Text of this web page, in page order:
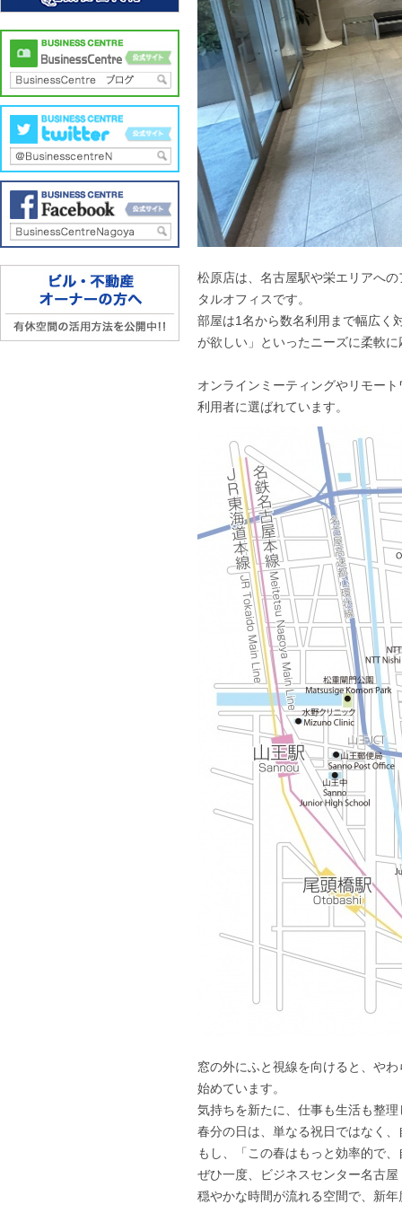
松原店は、名古屋駅や栄エリアへ
タルオフィスです。
部屋は1名から数名利用まで幅広く
が欲しい」といったニーズに柔軟
オンラインミーティングやリモー
利用者に選ばれています。
窓の外にふと視線を向けると、や
始めています。
気持ちを新たに、仕事も生活も整
春分の日は、単なる祝日ではなく
もし、「この春はもっと効率的で
ぜひ一度、ビジネスセンター名古
穏やかな時間が流れる空間で、新